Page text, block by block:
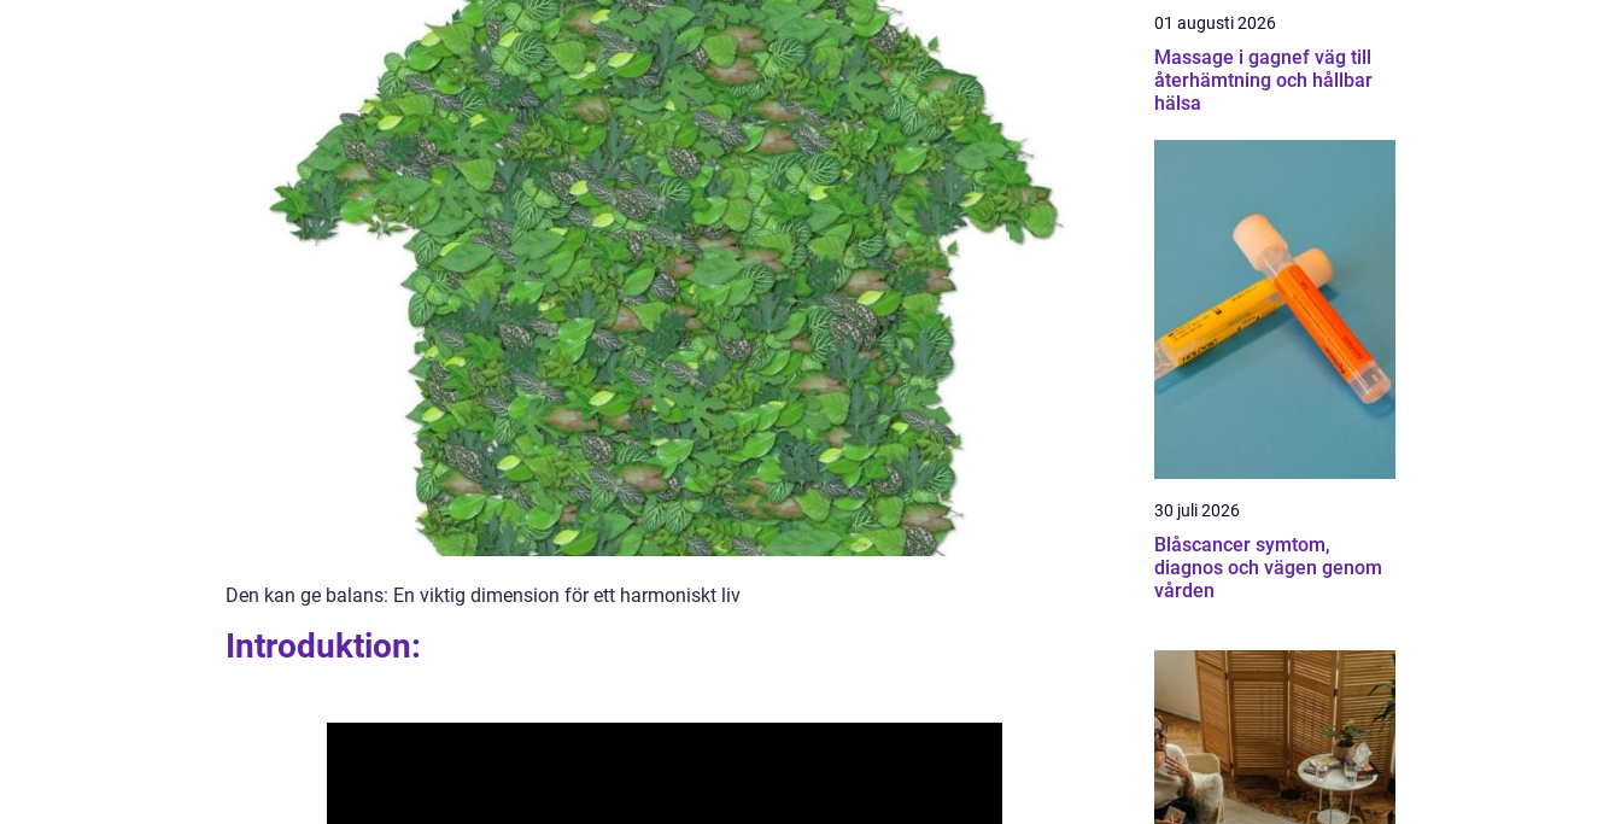
Den kan ge balans: En viktig dimension för ett harmoniskt liv
Introduktion:
01 augusti 2026
Massage i gagnef väg till
återhämtning och hållbar
hälsa
30 juli 2026
Blåscancer symtom,
diagnos och vägen genom
vården